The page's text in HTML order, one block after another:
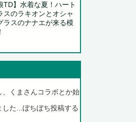
TD】水着な夏！ハート
スのラキオンとオシャ
ラスのナナエが来る模
くまさんコラボとか始
た...ぼちぼち投稿する